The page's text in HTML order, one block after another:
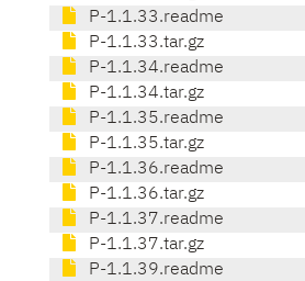
P-1.1.33.readme
P-1.1.33.tar.gz
P-1.1.34.readme
P-1.1.34.tar.gz
P-1.1.35.readme
P-1.1.35.tar.gz
P-1.1.36.readme
P-1.1.36.tar.gz
P-1.1.37.readme
P-1.1.37.tar.gz
P-1.1.39.readme